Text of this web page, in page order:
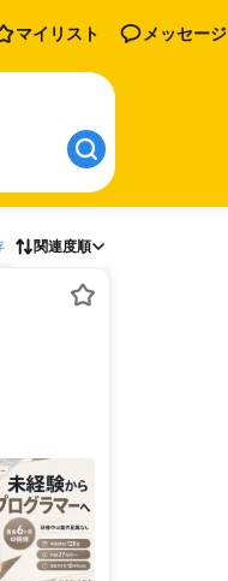
マイリスト メッセージ
関連度順